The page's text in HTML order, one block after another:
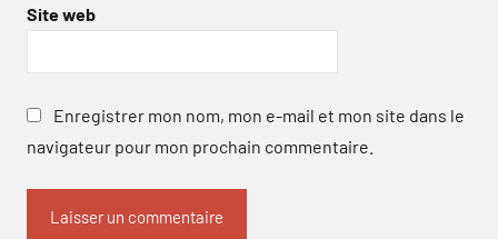
Site web
Enregistrer mon nom, mon e-mail et mon site dans le
navigateur pour mon prochain commentaire.